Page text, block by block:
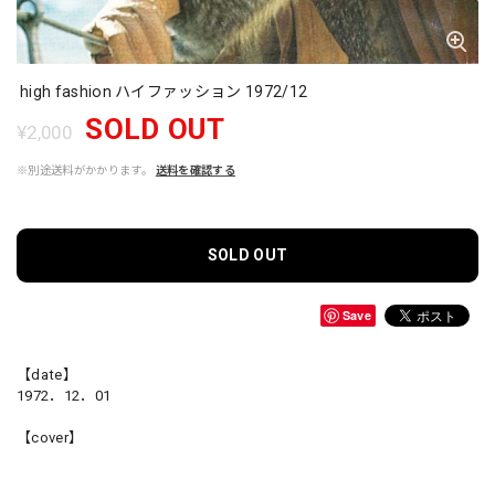
high fashion ハイファッション 1972/12
¥2,000 SOLD OUT
※別途送料がかかります。 送料を確認する
SOLD OUT
Save
【date】
1972．12．01
【cover】